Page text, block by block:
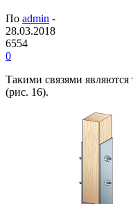
По admin -
28.03.2018
6554
0
Такими связями
(рис. 16).